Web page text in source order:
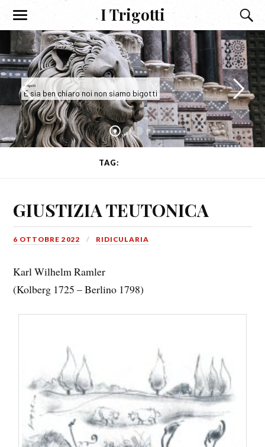
I Trigotti
I Trigotti
E sia ben chiaro noi non siamo bigotti
TAG:
GIUSTIZIA TEUTONICA
6 OTTOBRE 2022 RIDICULARIA
Karl Wilhelm Ramler
(Kolberg 1725 – Berlino 1798)